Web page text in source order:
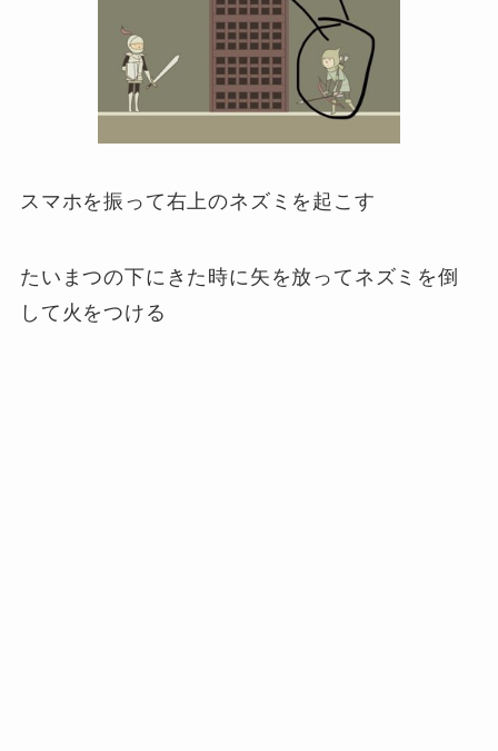
スマホを振って右上のネズミを起こす
たいまつの下にきた時に矢を放ってネズミを倒
して火をつける